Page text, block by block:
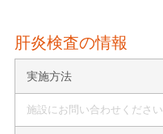
肝炎検査の情報
実施方法
施設にお問い合わせください